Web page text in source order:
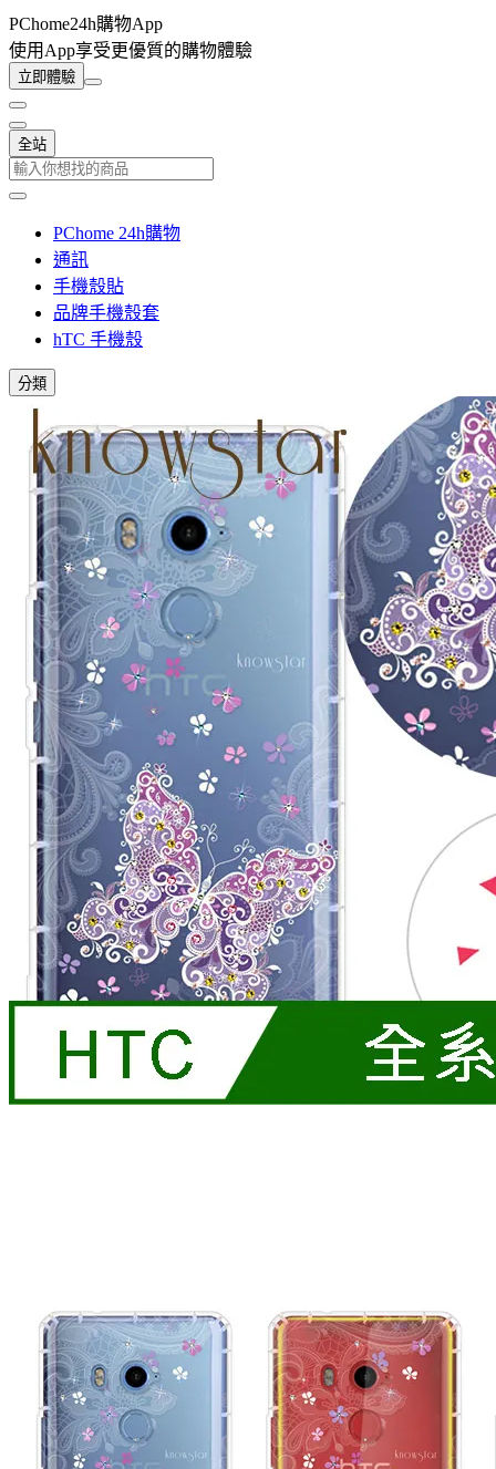
PChome24h購物App
使用App享受更優質的購物體驗
立即體驗
全站
PChome 24h購物
通訊
手機殼貼
品牌手機殼套
hTC 手機殼
分類